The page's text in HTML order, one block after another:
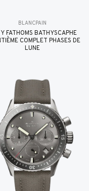
BLANCPAIN
FATHOMS BATHYSCAPHE
COMPLET PHASES DE
LUNE